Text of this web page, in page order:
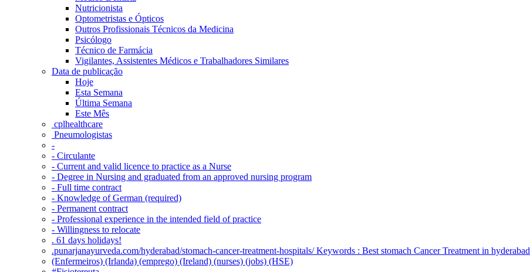
Nutricionista
Optometristas e Ópticos
Outros Profissionais Técnicos da Medicina
Psicólogo
Técnico de Farmácia
Vigilantes, Assistentes Médicos e Trabalhadores Similares
Data de publicação
Hoje
Esta Semana
Última Semana
Este Mês
‎ cplhealthcare‬
Pneumologistas
-
- Circulante
- Current and valid licence to practice as a Nurse
- Degree in Nursing and graduated from an approved nursing program
- Full time contract
- Knowledge of German (required)
- Permanent contract
- Professional experience in the intended field of practice
- Willingness to relocate
. 61 days holidays!
.punarjanayurveda.com/hyderabad/stomach-cancer-treatment-hospitals/ Keywords : Best stomach Cancer Treatment in hyderabad
(Enfermeiros) (Irlanda) (emprego) (Ireland) (nurses) (jobs) (HSE)